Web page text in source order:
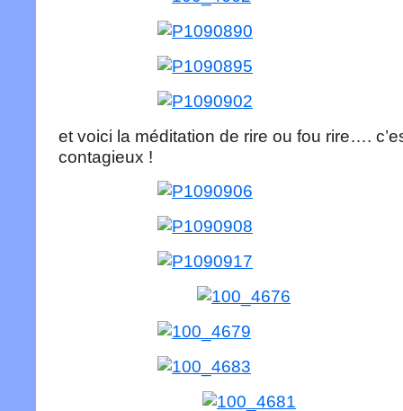
et voici la méditation de rire ou fou rire….
contagieux !